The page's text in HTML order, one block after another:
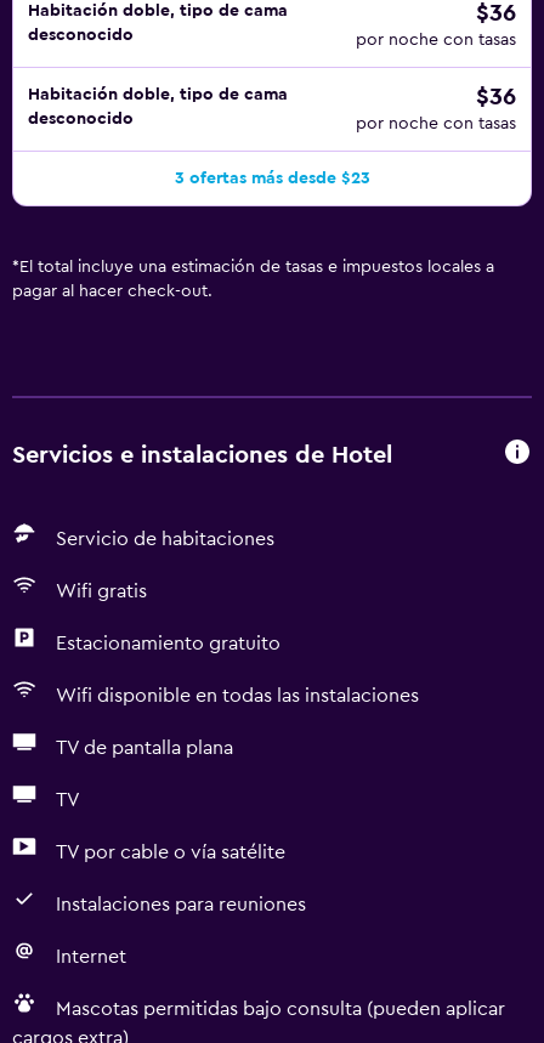
Habitación doble, tipo de cama
desconocido
$36
por noche con tasas
Habitación doble, tipo de cama
desconocido
$36
por noche con tasas
3 ofertas más desde $23
* El total incluye una estimación de tasas e impuestos locales a
pagar al hacer check-out.
Servicios e instalaciones de Hotel
Servicio de habitaciones
Wifi gratis
Estacionamiento gratuito
Wifi disponible en todas las instalaciones
TV de pantalla plana
TV
TV por cable o vía satélite
Instalaciones para reuniones
Internet
Mascotas permitidas bajo consulta (pueden aplicar
cargos extra)